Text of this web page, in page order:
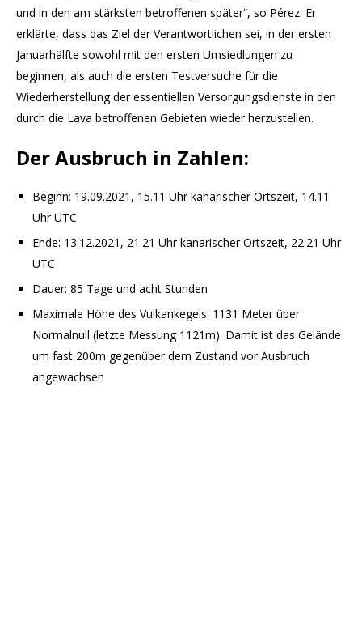
und in den am stärksten betroffenen später“, so Pérez. Er
erklärte, dass das Ziel der Verantwortlichen sei, in der ersten
Januarhälfte sowohl mit den ersten Umsiedlungen zu
beginnen, als auch die ersten Testversuche für die
Wiederherstellung der essentiellen Versorgungsdienste in den
durch die Lava betroffenen Gebieten wieder herzustellen.
Der Ausbruch in Zahlen:
Beginn: 19.09.2021, 15.11 Uhr kanarischer Ortszeit, 14.11
Uhr UTC
Ende: 13.12.2021, 21.21 Uhr kanarischer Ortszeit, 22.21 Uhr
UTC
Dauer: 85 Tage und acht Stunden
Maximale Höhe des Vulkankegels: 1131 Meter über
Normalnull (letzte Messung 1121m). Damit ist das Gelände
um fast 200m gegenüber dem Zustand vor Ausbruch
angewachsen